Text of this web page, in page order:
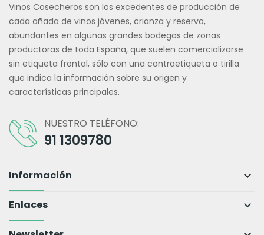
Vinos Cosecheros son los excedentes de producción de
cada añada de vinos jóvenes, crianza y reserva,
abundantes en algunas grandes bodegas de zonas
productoras de toda España, que suelen comercializarse
sin etiqueta frontal, sólo con una contraetiqueta o tirilla
que indica la información sobre su origen y
características principales.
NUESTRO TELÉFONO:
91 1309780
Información keyboard_arrow_down
Enlaces keyboard_arrow_down